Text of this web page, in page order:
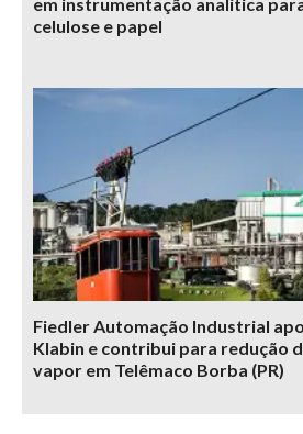
celulose e papel
Fiedler Automação Industrial
Klabin e contribui para redução
vapor em Telêmaco Borba (PR)